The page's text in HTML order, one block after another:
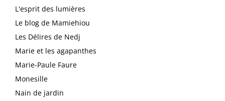
L'esprit des lumières
Le blog de Mamiehiou
Les Délires de Nedj
Marie et les agapanthes
Marie-Paule Faure
Monesille
Nain de jardin